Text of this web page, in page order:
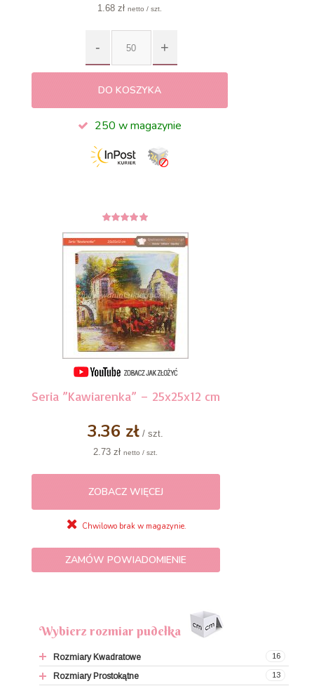
1.68 zł netto / szt.
DO KOSZYKA
250 w magazynie
5z 5
Seria ”Kawiarenka” – 25x25x12 cm
3.36 zł / szt.
2.73 zł netto / szt.
ZOBACZ WIĘCEJ
Chwilowo brak w magazynie.
ZAMÓW POWIADOMIENIE
Wybierz rozmiar pudełka
16
Rozmiary Kwadratowe
9x9x9,5 cm
13
Rozmiary Prostokątne